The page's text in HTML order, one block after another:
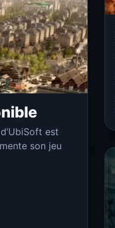
est
son jeu